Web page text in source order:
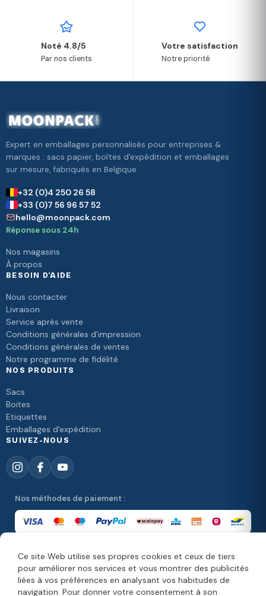
Ce site Web utilise ses propres cookies et ceux de tiers
pour améliorer nos services et vous montrer des publicités
liées à vos préférences en analysant vos habitudes de
navigation. Pour donner votre consentement à son
Noté 4.8/5
Par nos clients
Votre satisfaction
Notre priorité
Expert en emballages personnalisés pour entreprises &
marques : sacs papier, boîtes d'expédition et emballages
sur mesure, fabriqués en Belgique.
+32 (0)4 250 26 58
+33 (0)7 56 96 57 52
hello@moonpack.com
Réponse sous 24h
Nos magasins
À propos
BESOIN D'AIDE
Nous contacter
Livraison
Service après vente
Conditions générales d'impression
Conditions générales de ventes
Notre programme de fidélité
NOS PRODUITS
Sacs
Boites
Etiquettes
Emballages d'expédition
SUIVEZ-NOUS
Nos méthodes de paiement :
Nos méthodes de livraison :